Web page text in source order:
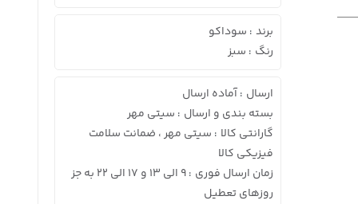
برند : سوداکو
رنگ : سبز
ارسال :آماده ارسال
بسته بندی و ارسال : سیتی مهر
گارانتی کالا : سیتی مهر ، ضمانت سلامت
فیزیکی کالا
زمان ارسال فوری :
9 الی 13 و 17 الی 22 به جز
روزهای تعطیل